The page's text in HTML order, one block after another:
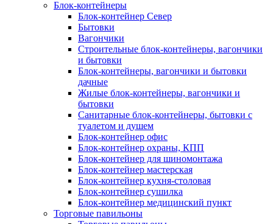
Блок-контейнеры
Блок-контейнер Север
Бытовки
Вагончики
Строительные блок-контейнеры, вагончики
и бытовки
Блок-контейнеры, вагончики и бытовки
дачные
Жилые блок-контейнеры, вагончики и
бытовки
Санитарные блок-контейнеры, бытовки с
туалетом и душем
Блок-контейнер офис
Блок-контейнер охраны, КПП
Блок-контейнер для шиномонтажа
Блок-контейнер мастерская
Блок-контейнер кухня-столовая
Блок-контейнер сушилка
Блок-контейнер медицинский пункт
Торговые павильоны